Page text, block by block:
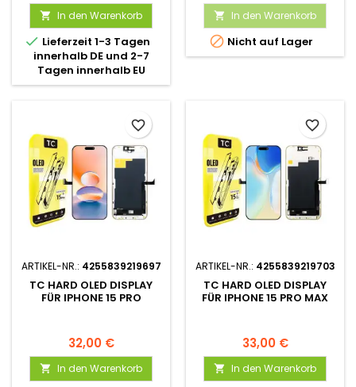
 In den Warenkorb
 Lieferzeit 1-3 Tagen
innerhalb DE und 2-7
Tagen innerhalb EU
 In den Warenkorb
 Nicht auf Lager
ARTIKEL-NR.: 4255839219697
TC HARD OLED DISPLAY
FÜR IPHONE 15 PRO
32,00 €
 In den Warenkorb
favorite_border
ARTIKEL-NR.: 4255839219703
TC HARD OLED DISPLAY
FÜR IPHONE 15 PRO MAX
33,00 €
 In den Warenkorb
favorite_border